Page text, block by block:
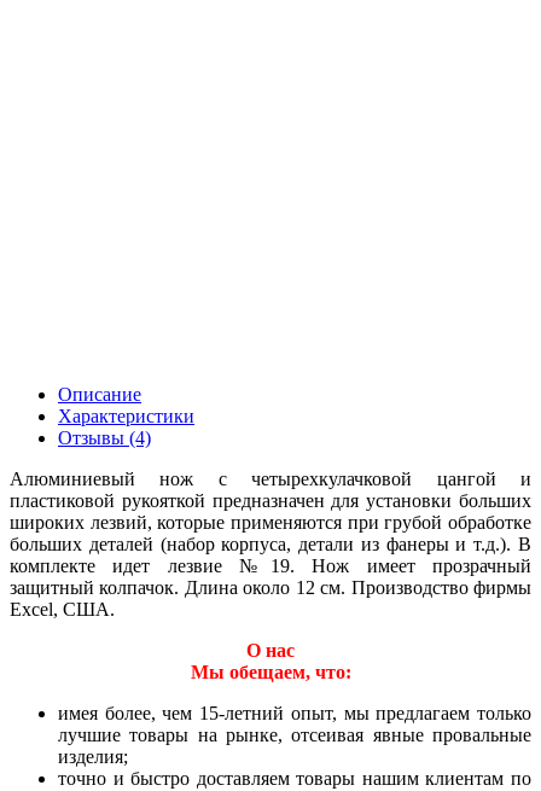
Описание
Характеристики
Отзывы (4)
Алюминиевый нож с четырехкулачковой цангой и
пластиковой рукояткой предназначен для установки больших
широких лезвий, которые применяются при грубой обработке
больших деталей (набор корпуса, детали из фанеры и т.д.). В
комплекте идет лезвие №19. Нож имеет прозрачный
защитный колпачок. Длина около 12 см. Производство фирмы
Excel, США.
О нас
Мы обещаем, что:
имея более, чем 15-летний опыт, мы предлагаем только
лучшие товары на рынке, отсеивая явные провальные
изделия;
точно и быстро доставляем товары нашим клиентам по